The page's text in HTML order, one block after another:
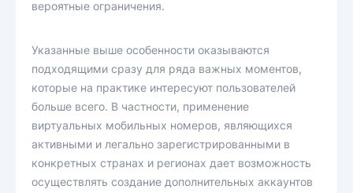
вероятные ограничения.
Указанные выше особенности оказываются
подходящими сразу для ряда важных моментов,
которые на практике интересуют пользователей
больше всего. В частности, применение
виртуальных мобильных номеров, являющихся
активными и легально зарегистрированными в
конкретных странах и регионах дает возможность
осуществлять создание дополнительных аккаунтов